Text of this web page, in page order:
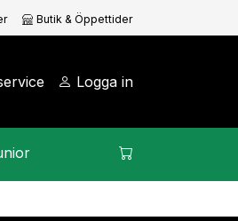
Butik & Öppettider
Logga in